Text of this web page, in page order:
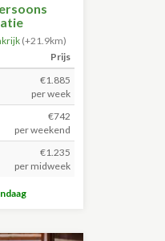
(+21.9km)
Prijs
€1.885
per week
€742
per weekend
€1.235
per midweek